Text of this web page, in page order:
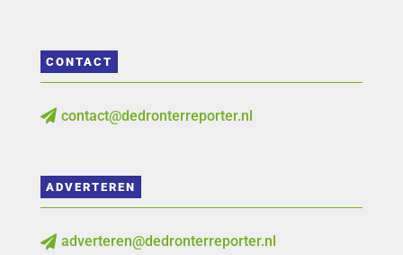
CONTACT
 contact@dedronterreporter.nl
ADVERTEREN
 adverteren@dedronterreporter.nl